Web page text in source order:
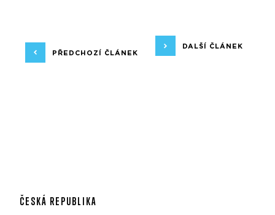
PŘEDCHOZÍ ČLÁNEK
DALŠÍ ČLÁNEK
ČESKÁ REPUBLIKA